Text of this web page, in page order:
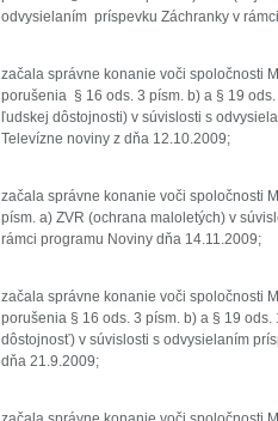
odvysielaním príspevku Záchranky v
začala správne konanie voči spoločnosti
porušenia § 16 ods. 3 písm. b) a § 19
ľudskej dôstojnosti) v súvislosti s
Televízne noviny z dňa 12.10.2009;
začala správne konanie voči spoločnosti
písm. a) ZVR (ochrana maloletých) v
rámci programu Noviny dňa 14.11.2009;
začala správne konanie voči spoločnosti
porušenia § 16 ods. 3 písm. b) a § 19
dôstojnosť) v súvislosti s odvysielaním
dňa 21.9.2009;